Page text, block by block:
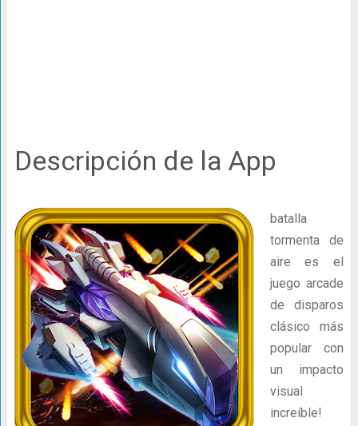
Descripción de la App
batalla
tormenta de
aire es el
juego arcade
de disparos
clásico más
popular con
un impacto
visual
increíble!